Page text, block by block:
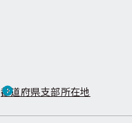
都道府県支部所在地